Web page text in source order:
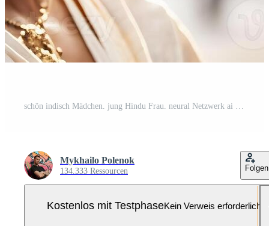
Mykhailo Polenok
134.333 Ressourcen Folgen
Kostenlos mit TestphaseKein Verweis erforderlich